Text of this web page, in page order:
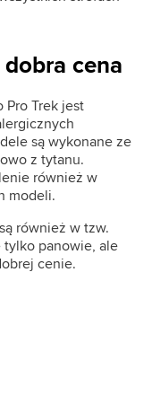
cena
Pro Trek jest
są wykonane ze
z tytanu.
również w
modeli.
również w tzw.
panowie, ale
cenie.